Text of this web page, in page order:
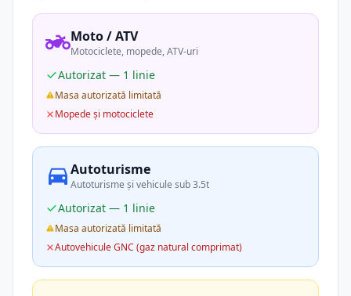
Moto / ATV
Motociclete, mopede, ATV-uri
Autorizat — 1 linie
Masa autorizată limitată
Mopede și motociclete
Autoturisme
Autoturisme și vehicule sub 3.5t
Autorizat — 1 linie
Masa autorizată limitată
Autovehicule GNC (gaz natural comprimat)